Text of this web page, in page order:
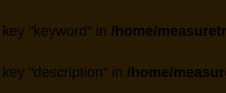
"keyword" in /home/
"description" in /home/